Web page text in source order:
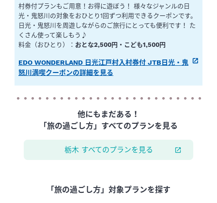
村券付プランもご用意！お得に遊ぼう！ 様々なジャンルの日
光・鬼怒川の対象をおひとり1回ずつ利用できるクーポンです。
日光・鬼怒川を周遊しながらのご旅行にとっても便利です！ た
くさん使って楽しもう♪
料金（おひとり）： おとな2,500円・こども1,500円
EDO WONDERLAND 日光江戸村入村券付 JTB日光・鬼
怒川満喫クーポンの詳細を見る
他にもまだある！
「旅の過ごし方」すべてのプランを見る
栃木 すべてのプランを見る
「旅の過ごし方」対象プランを探す